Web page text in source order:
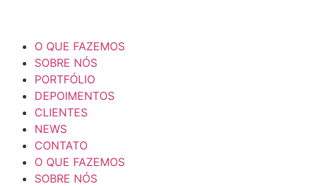
O QUE FAZEMOS
SOBRE NÓS
PORTFÓLIO
DEPOIMENTOS
CLIENTES
NEWS
CONTATO
O QUE FAZEMOS
SOBRE NÓS